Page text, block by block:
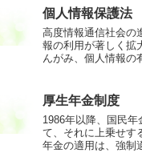
個人情報保護法
高度情報通信社会の
報の利用が著しく拡
んがみ、個人情報の
する個人に関する情
報に含まれる指名、
厚生年金制度
1986年以降、国民年
て、それに上乗せす
年金の適用は、強制